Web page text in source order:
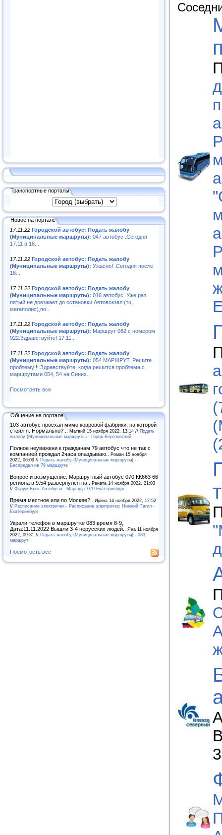
Транспортные порталы
Новое на портале
17.11.22 Городской автобус: Подать жалобу
(Муниципальные маршруты): 047 автобус .Сегодня
17.11 в 18...
17.11.22 Городской автобус: Подать жалобу
(Муниципальные маршруты): Ужасно! .Сегодня после
16:..
17.11.22 Городской автобус: Подать жалобу
(Муниципальные маршруты): 016 автобус .Уже раз
пятый не доезжает до остановки Автовокзал (тц
мегаполис),по..
17.11.22 Городской автобус: Подать жалобу
(Муниципальные маршруты): Маршрут 082 с номером
922.Здравствуйте! 17.11...
17.11.22 Городской автобус: Подать жалобу
(Муниципальные маршруты): 054 МАРШРУТ. Решите
проблему!!!.Здравствуйте, когда решится проблема с
маршрутами 054, 54 на Синих..
Посмотреть все
Общение на портале
103 автобус проехал мимо ковровой фабрики, на которой
стоял я. Нормально? .. Матвнй 15 ноября 2022, 13:14 // Подать
жалобу (Муниципальные маршруты) - Город Березовский
Полное неуважени к гражданам 79 автобус что не так с
компанией,прождал 2часа опаздываю.. Роман 15 ноября
2022, 06:09 // Подать жалобу (Муниципальные маршруты) -
Беспредел на 79 маршруте
Вопрос и возмущение: Маршрутный автобус 070 КК663 66
региона в 9:54 развернулся на.. Рената 14 ноября 2022, 21:03
// Форум-Блог. Автобусы - Маршрут 070 Екатеринбург
Время местное или по Москве?.. Ирина 14 ноября 2022, 12:52
// Расписание электричек - Расписание электричек: Нижний Тагил -
Екатеринбург
Украли телефон в маршрутке 083 время 8-9,
Дата:11.11.2022 Вышли 3-4 нерусских людей.. Яна 11 ноября
2022, 09:31 // Подать жалобу (Муниципальные маршруты) - 083
маршрут
Посмотреть все